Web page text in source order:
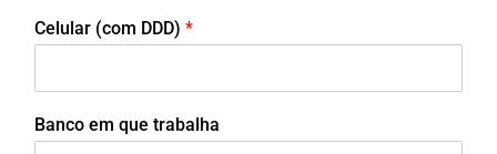
Celular (com DDD) *
Banco em que trabalha